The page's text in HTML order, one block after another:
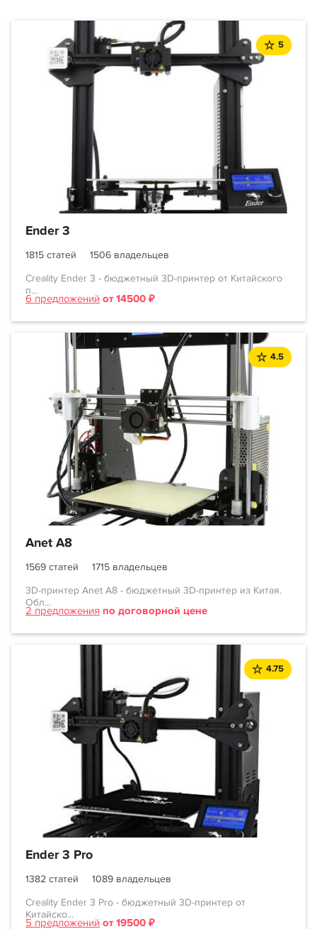
5
Ender 3
1815 статей
1506 владельцев
Creality Ender 3 - бюджетный 3D-принтер от Китайского
п...
6 предложений от 14500 ₽
4.5
Anet A8
1569 статей
1715 владельцев
3D-принтер Anet A8 - бюджетный 3D-принтер из Китая.
Обл...
2 предложения по договорной цене
4.75
Ender 3 Pro
1382 статей
1089 владельцев
Creality Ender 3 Pro - бюджетный 3D-принтер от
Китайско...
5 предложений от 19500 ₽